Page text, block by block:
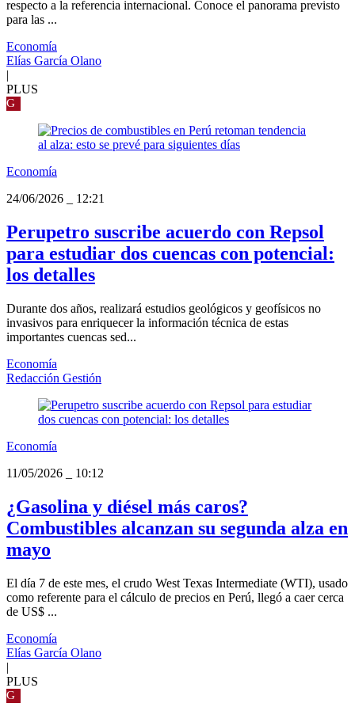
respecto a la referencia internacional. Conoce el panorama previsto
para las ...
Economía
Elías García Olano
PLUS
G
Economía
24/06/2026
12:21
Perupetro suscribe acuerdo con Repsol
para estudiar dos cuencas con potencial:
los detalles
Durante dos años, realizará estudios geológicos y geofísicos no
invasivos para enriquecer la información técnica de estas
importantes cuencas sed...
Economía
Redacción Gestión
Economía
11/05/2026
10:12
¿Gasolina y diésel más caros?
Combustibles alcanzan su segunda alza en
mayo
El día 7 de este mes, el crudo West Texas Intermediate (WTI), usado
como referente para el cálculo de precios en Perú, llegó a caer cerca
de US$ ...
Economía
Elías García Olano
|
PLUS
G